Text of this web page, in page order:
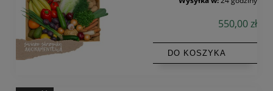
550,00 zł
DO KOSZYKA